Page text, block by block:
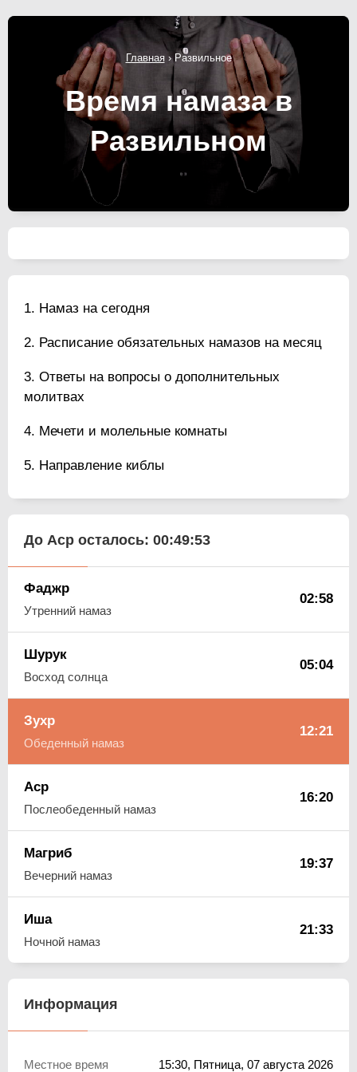
Главная›Развильное
Время намаза в
Развильном
Намаз на сегодня
Расписание обязательных намазов на месяц
Ответы на вопросы о дополнительных
молитвах
Мечети и молельные комнаты
Направление киблы
До Аср осталось: 00:49:53
Фаджр
Утренний намаз
02:58
Шурук
Восход солнца
05:04
Зухр
Обеденный намаз
12:21
Аср
Послеобеденный намаз
16:20
Магриб
Вечерний намаз
19:37
Иша
Ночной намаз
21:33
Информация
Местное время 15:30, Пятница, 07 августа 2026